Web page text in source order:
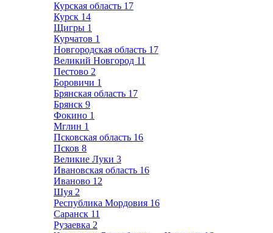
Курская область 17
Курск 14
Щигры 1
Курчатов 1
Новгородская область 17
Великий Новгород 11
Пестово 2
Боровичи 1
Брянская область 17
Брянск 9
Фокино 1
Мглин 1
Псковская область 16
Псков 8
Великие Луки 3
Ивановская область 16
Иваново 12
Шуя 2
Республика Мордовия 16
Саранск 11
Рузаевка 2